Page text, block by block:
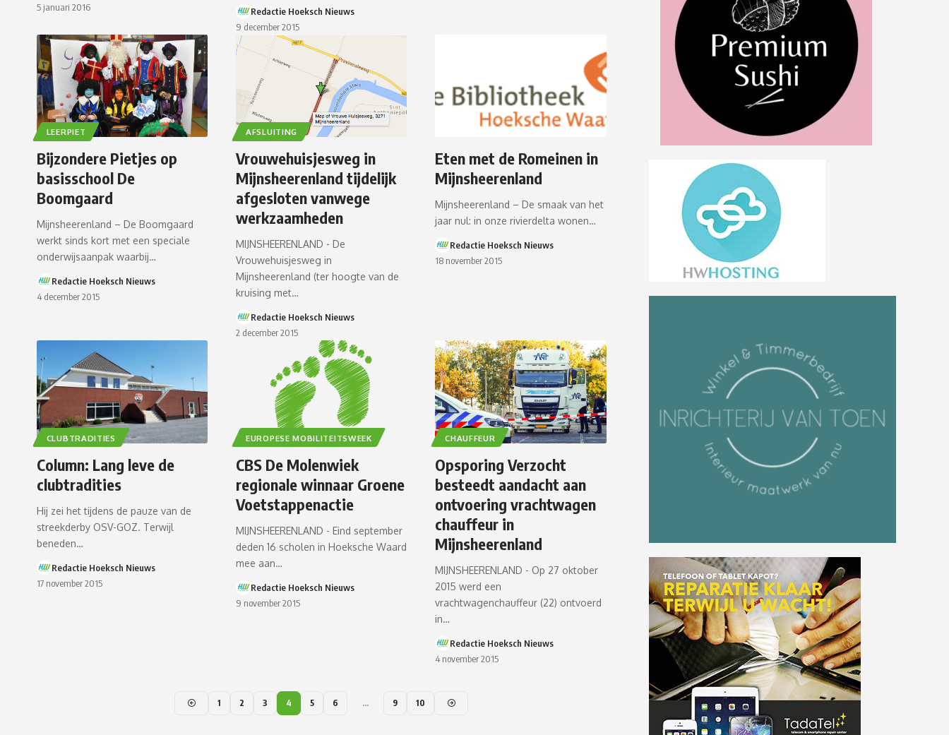
5 januari 2016
Redactie Hoeksch Nieuws
9 december 2015
LEERPIET
Bijzondere Pietjes op
basisschool De
Boomgaard
Mijnsheerenland – De Boomgaard
werkt sinds kort met een speciale
onderwijsaanpak waarbij…
Redactie Hoeksch Nieuws
4 december 2015
AFSLUITING
Vrouwehuisjesweg in
Mijnsheerenland tijdelijk
afgesloten vanwege
werkzaamheden
MIJNSHEERENLAND - De
Vrouwehuisjesweg in
Mijnsheerenland (ter hoogte van de
kruising met…
Redactie Hoeksch Nieuws
2 december 2015
Eten met de Romeinen in
Mijnsheerenland
Mijnsheerenland – De smaak van het
jaar nul: in onze rivierdelta wonen…
Redactie Hoeksch Nieuws
18 november 2015
CLUBTRADITIES
Column: Lang leve de
clubtradities
Hij zei het tijdens de pauze van de
streekderby OSV-GOZ. Terwijl
beneden…
Redactie Hoeksch Nieuws
17 november 2015
EUROPESE MOBILITEITSWEEK
CBS De Molenwiek
regionale winnaar Groene
Voetstappenactie
MIJNSHEERENLAND - Eind september
deden 16 scholen in Hoeksche Waard
mee aan…
Redactie Hoeksch Nieuws
9 november 2015
CHAUFFEUR
Opsporing Verzocht
besteedt aandacht aan
ontvoering vrachtwagen
chauffeur in
Mijnsheerenland
MIJNSHEERENLAND - Op 27 oktober
2015 werd een
vrachtwagenchauffeur (22) ontvoerd
in…
Redactie Hoeksch Nieuws
4 november 2015
1 2 3 4 5 6 … 9 10